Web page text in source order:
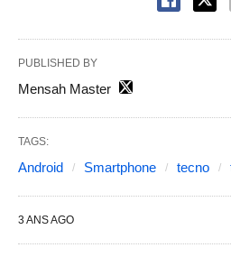
PUBLISHED BY
Mensah Master
TAGS:
Android Smartphone tecno
3 ANS AGO